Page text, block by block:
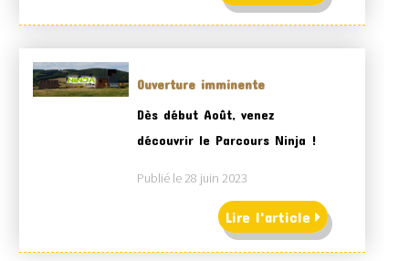
Ouverture imminente
Dès début Août, venez
découvrir le Parcours Ninja !
Publié le 28 juin 2023
Lire l'article